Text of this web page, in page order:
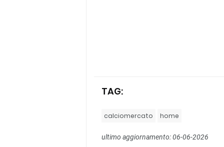
TAG:
calciomercato home
ultimo aggiornamento: 06-06-2026